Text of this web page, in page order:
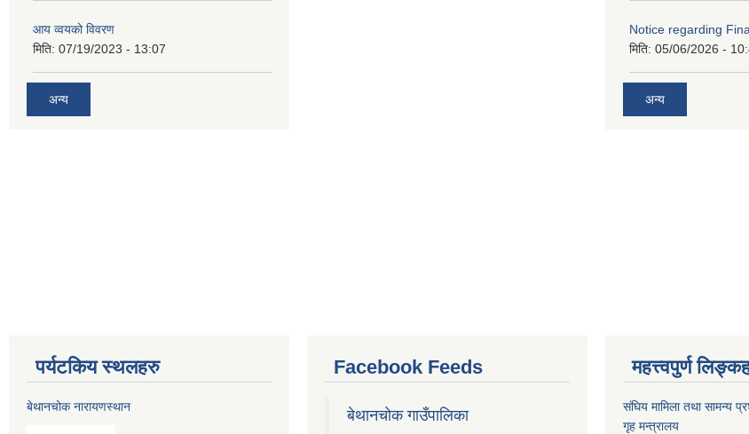
आय व्वयको विवरण
मिति: 07/19/2023 - 13:07
अन्य
Notice regarding
मिति: 05/06/2026 -
अन्य
पर्यटकिय स्थलहरु
बेथानचोक नारायणस्थान
Facebook Feeds
बेथानचोक गाउँपालिका
महत्त्वपुर्ण
संघिय मामिला तथा सामन्य
गृह मन्त्रालय